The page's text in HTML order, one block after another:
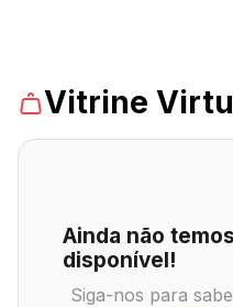
Vitrine
Vitrine
Ainda não
disponível!
Siga-nos para